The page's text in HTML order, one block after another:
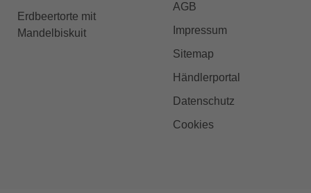
Erdbeertorte mit
Mandelbiskuit
AGB
Impressum
Sitemap
Händlerportal
Datenschutz
Cookies